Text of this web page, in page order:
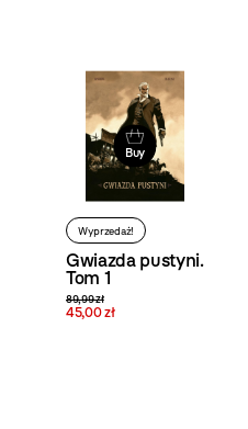
Buy
Wyprzedaż!
Gwiazda pustyni.
Tom 1
89,99 zł
45,00 zł